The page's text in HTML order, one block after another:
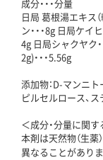
成分・・・分量
日局 葛根湯エキス
ン・・・8g 日局ケイ
4g 日局シャクヤク・
2g)・・・5.56g
添加物：D-マンニ
ピルセルロース、
＜成分・分量に関
本剤は天然物（生
異なることがありま